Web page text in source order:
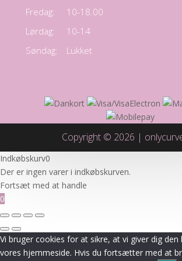
Fredag:
10-18.00
Lørdag:
10-14
Søndag:
Lukket
Copyright © 2026 |
Indkøbskurv0
Der er ingen varer i indkøbskurven.
Fortsæt med at handle
0
Vi bruger cookies for at sikre, at vi giver dig den
vores hjemmeside. Hvis du fortsætter med at